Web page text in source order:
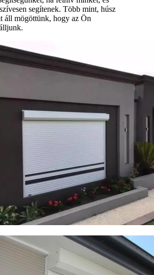
segítenek. Több mint, húsz
áll mögöttünk, hogy az Ön